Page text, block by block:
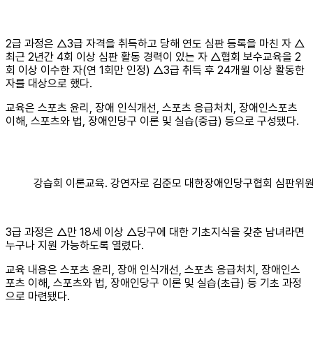
2급 과정은 △3급 자격을 취득하고 당해 연도 심판 등록을 마친 자 △
최근 2년간 4회 이상 심판 활동 경력이 있는 자 △협회 보수교육을 2
회 이상 이수한 자(연 1회만 인정) △3급 취득 후 24개월 이상 활동한
자를 대상으로 했다.
교육은 스포츠 윤리, 장애 인식개선, 스포츠 응급처치, 장애인스포츠
이해, 스포츠와 법, 장애인당구 이론 및 실습(중급) 등으로 구성됐다.
강습회 이론교육. 강연자로 김준모 대한장애인당구협회 심판위
3급 과정은 △만 18세 이상 △당구에 대한 기초지식을 갖춘 남녀라면
누구나 지원 가능하도록 열렸다.
교육 내용은 스포츠 윤리, 장애 인식개선, 스포츠 응급처치, 장애인스
포츠 이해, 스포츠와 법, 장애인당구 이론 및 실습(초급) 등 기초 과정
으로 마련됐다.